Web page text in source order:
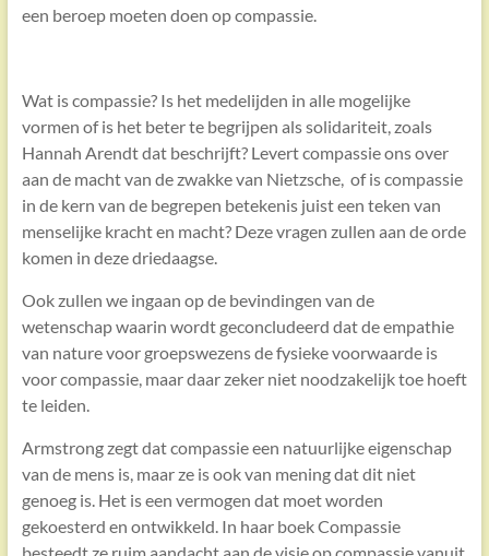
een beroep moeten doen op compassie.
Wat is compassie? Is het medelijden in alle mogelijke
vormen of is het beter te begrijpen als solidariteit, zoals
Hannah Arendt dat beschrijft? Levert compassie ons over
aan de macht van de zwakke van Nietzsche, of is compassie
in de kern van de begrepen betekenis juist een teken van
menselijke kracht en macht? Deze vragen zullen aan de orde
komen in deze driedaagse.
Ook zullen we ingaan op de bevindingen van de
wetenschap waarin wordt geconcludeerd dat de empathie
van nature voor groepswezens de fysieke voorwaarde is
voor compassie, maar daar zeker niet noodzakelijk toe hoeft
te leiden.
Armstrong zegt dat compassie een natuurlijke eigenschap
van de mens is, maar ze is ook van mening dat dit niet
genoeg is. Het is een vermogen dat moet worden
gekoesterd en ontwikkeld. In haar boek Compassie
besteedt ze ruim aandacht aan de visie op compassie vanuit